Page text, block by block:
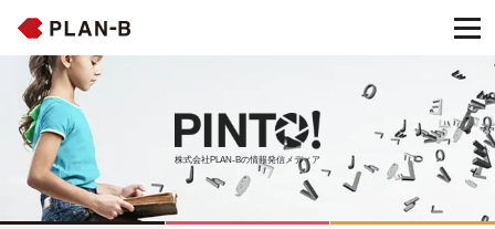
株式会社PLAN-Bの情報発信メディア